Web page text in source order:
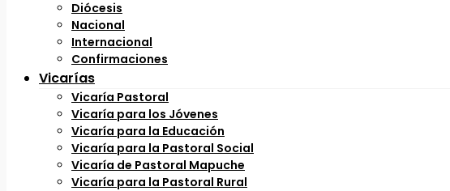
Diócesis
Nacional
Internacional
Confirmaciones
Vicarías
Vicaría Pastoral
Vicaría para los Jóvenes
Vicaría para la Educación
Vicaría para la Pastoral Social
Vicaría de Pastoral Mapuche
Vicaría para la Pastoral Rural